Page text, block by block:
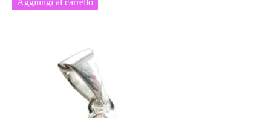
Aggiungi al carrello